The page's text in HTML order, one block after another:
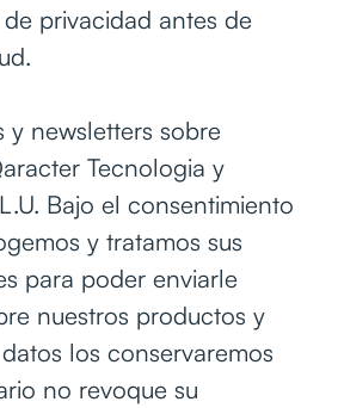
privacidad antes de
y newsletters sobre
Tecnologia y
Bajo el consentimiento
y tratamos sus
para poder enviarle
nuestros productos y
los conservaremos
no revoque su